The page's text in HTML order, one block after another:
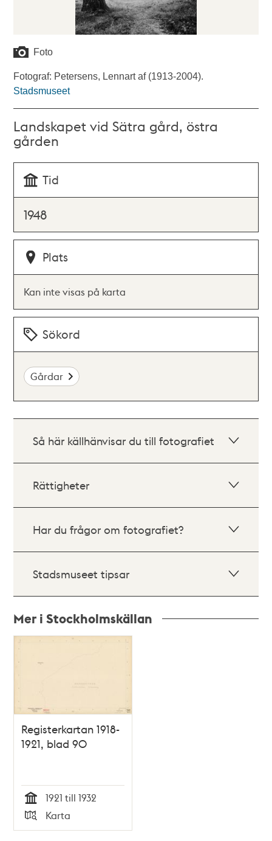
Foto
Fotograf: Petersens, Lennart af (1913-2004).
Stadsmuseet
Landskapet vid Sätra gård, östra
gården
Tid
1948
Plats
Kan inte visas på karta
Sökord
Gårdar
Så här källhänvisar du till fotografiet
Rättigheter
Har du frågor om fotografiet?
Stadsmuseet tipsar
Mer i Stockholmskällan
Relaterade
Registerkartan 1918-
1921, blad 90
Tid
1921 till 1932
Typ
Karta